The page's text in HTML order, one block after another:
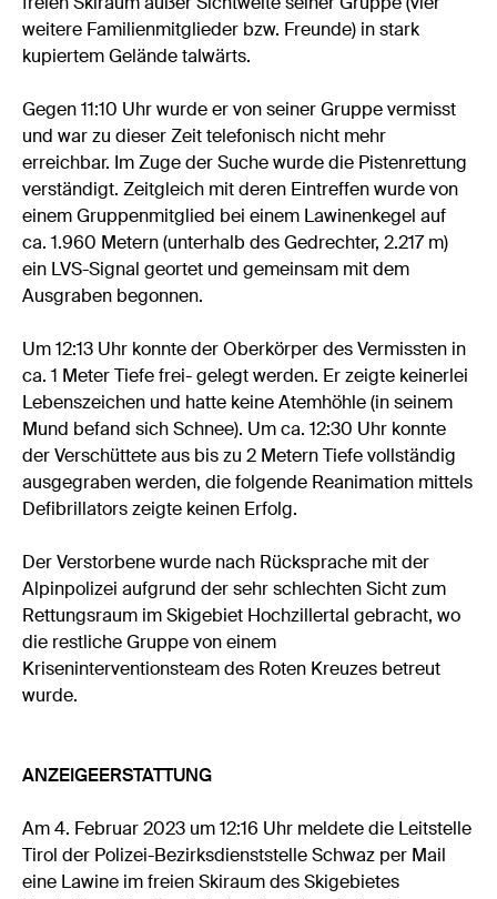
weitere Familienmitglieder bzw. Freunde) in stark
kupiertem Gelände talwärts.
Gegen 11:10 Uhr wurde er von seiner Gruppe vermisst
und war zu dieser Zeit telefonisch nicht mehr
erreichbar. Im Zuge der Suche wurde die Pistenrettung
verständigt. Zeitgleich mit deren Eintreffen wurde von
einem Gruppenmitglied bei einem Lawinenkegel auf
ca. 1.960 Metern (unterhalb des Gedrechter, 2.217 m)
ein LVS-Signal geortet und gemeinsam mit dem
Ausgraben begonnen.
Um 12:13 Uhr konnte der Oberkörper des Vermissten in
ca. 1 Meter Tiefe frei- gelegt werden. Er zeigte keinerlei
Lebenszeichen und hatte keine Atemhöhle (in seinem
Mund befand sich Schnee). Um ca. 12:30 Uhr konnte
der Verschüttete aus bis zu 2 Metern Tiefe vollständig
ausgegraben werden, die folgende Reanimation mittels
Defibrillators zeigte keinen Erfolg.
Der Verstorbene wurde nach Rücksprache mit der
Alpinpolizei aufgrund der sehr schlechten Sicht zum
Rettungsraum im Skigebiet Hochzillertal gebracht, wo
die restliche Gruppe von einem
Kriseninterventionsteam des Roten Kreuzes betreut
wurde.
ANZEIGEERSTATTUNG
Am 4. Februar 2023 um 12:16 Uhr meldete die Leitstelle
Tirol der Polizei-Bezirksdienststelle Schwaz per Mail
eine Lawine im freien Skiraum des Skigebietes